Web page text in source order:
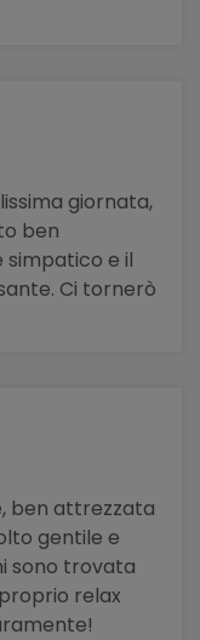
giornata,
ben
simpatico e il
Ci tornerò
ben attrezzata
gentile e
sono trovata
relax